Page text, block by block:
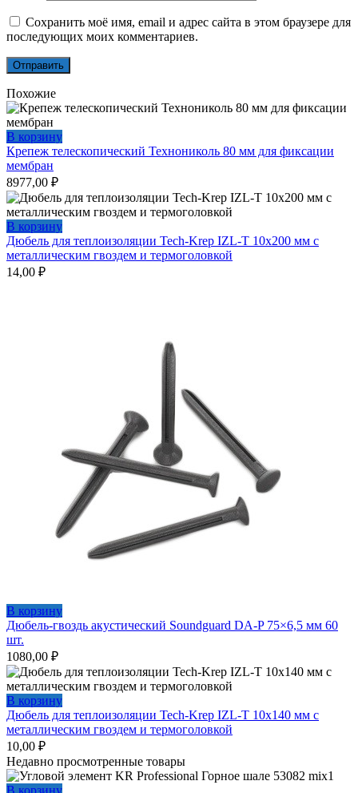
Сохранить моё имя, email и адрес сайта в этом браузере для
последующих моих комментариев.
Похожие
В корзину
Крепеж телескопический Технониколь 80 мм для фиксации
мембран
8977,00 ₽
В корзину
Дюбель для теплоизоляции Tech-Krep IZL-T 10х200 мм с
металлическим гвоздем и термоголовкой
14,00 ₽
В корзину
Дюбель-гвоздь акустический Soundguard DA-P 75×6,5 мм 60
шт.
1080,00 ₽
В корзину
Дюбель для теплоизоляции Tech-Krep IZL-T 10х140 мм с
металлическим гвоздем и термоголовкой
10,00 ₽
Недавно просмотренные товары
В корзину